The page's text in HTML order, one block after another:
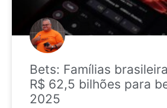
Bets: Famílias
R$ 62,5 bilhões para
2025